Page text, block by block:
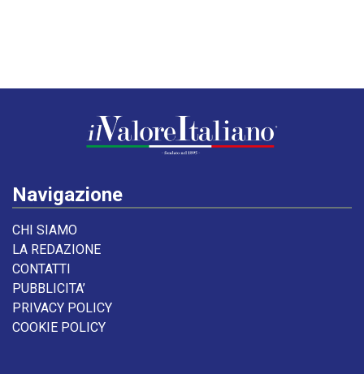
Navigazione
CHI SIAMO
LA REDAZIONE
CONTATTI
PUBBLICITA’
PRIVACY POLICY
COOKIE POLICY